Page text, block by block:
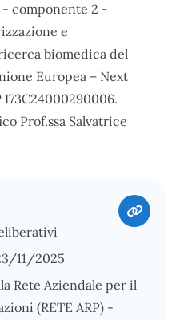
- componente 2 -
e
biomedica del
Europea – Next
I73C24000290006.
Prof.ssa Salvatrice
11/2025
Rete Aziendale per il
(RETE ARP) -